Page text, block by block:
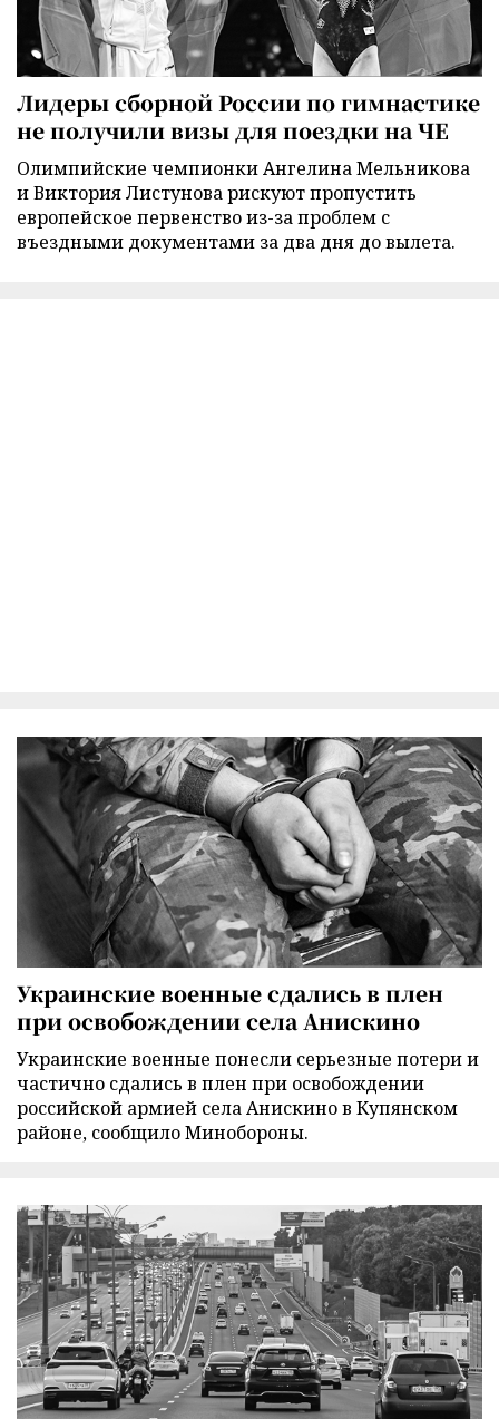
Лидеры сборной России по гимнастике
не получили визы для поездки на ЧЕ
Олимпийские чемпионки Ангелина Мельникова
и Виктория Листунова рискуют пропустить
европейское первенство из-за проблем с
въездными документами за два дня до вылета.
Украинские военные сдались в плен
при освобождении села Анискино
Украинские военные понесли серьезные потери и
частично сдались в плен при освобождении
российской армией села Анискино в Купянском
районе, сообщило Минобороны.